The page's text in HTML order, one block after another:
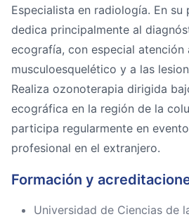
Especialista en radiología. En
dedica principalmente al
ecografía, con especial atención
musculoesquelético y a las
Realiza ozonoterapia dirigida
ecográfica en la región de la
participa regularmente en
profesional en el extranjero.
Formación y
Universidad de Ciencias de